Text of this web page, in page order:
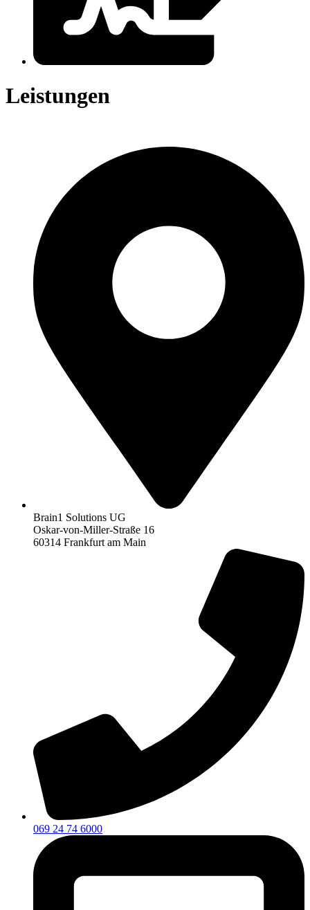
Leistungen
Brain1 Solutions UG
Oskar-von-Miller-Straße 16
60314 Frankfurt am Main
069 24 74 6000